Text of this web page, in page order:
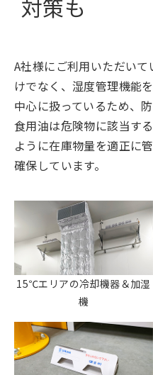
対策も
A社様にご利用いただい
けでなく、湿度管理機能
中心に扱っているため、
食用油は危険物に該当す
ように在庫物量を適正に
確保しています。
15℃エリアの冷却機器＆加湿
機